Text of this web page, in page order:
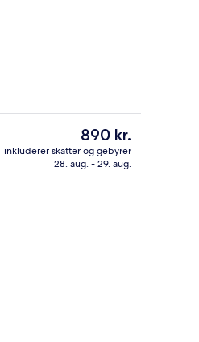
Bar (på overnatningsstedet)
Den
nuværende
pris
890 kr.
inkluderer skatter og gebyrer
28. aug. - 29. aug.